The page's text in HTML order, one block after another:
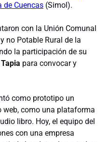
de Cuencas (Simol).
con la Unión Comunal
no Potable Rural de la
la participación de su
para convocar y
como prototipo un
web, como una plataforma
libro. Hoy, el equipo del
con una empresa